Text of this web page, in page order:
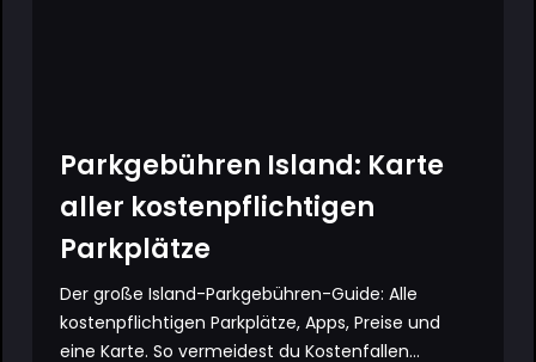
Parkgebühren Island: Karte
aller kostenpflichtigen
Parkplätze
Der große Island-Parkgebühren-Guide: Alle
kostenpflichtigen Parkplätze, Apps, Preise und
eine Karte. So vermeidest du Kostenfallen...